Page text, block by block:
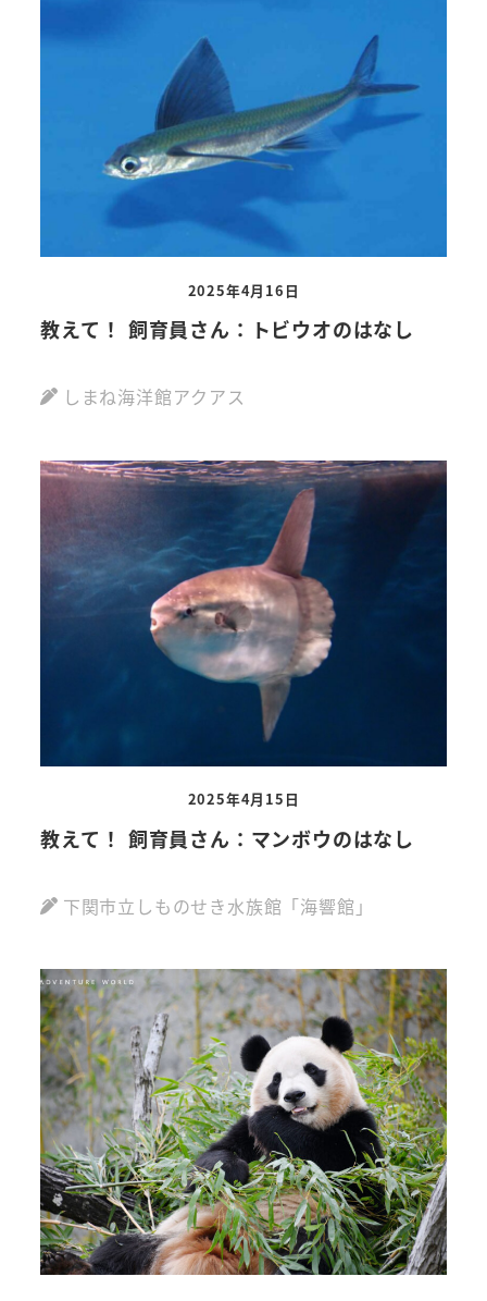
2025年4月16日
教えて！ 飼育員さん：トビウオのはなし
しまね海洋館アクアス
2025年4月15日
教えて！ 飼育員さん：マンボウのはなし
下関市立しものせき水族館「海響館」